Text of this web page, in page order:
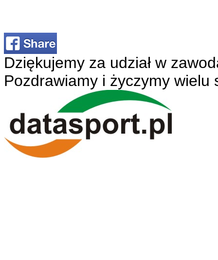
Dziękujemy za udział w
Pozdrawiamy i życzymy wielu